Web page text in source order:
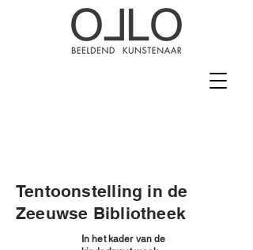
Tentoonstelling in de
Zeeuwse Bibliotheek
In het kader van de